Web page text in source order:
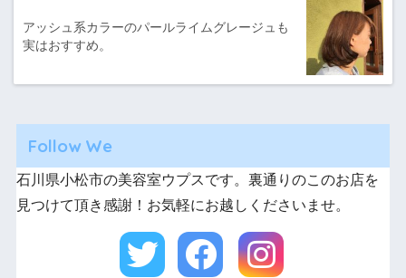
アッシュ系カラーのパールライムグレージュも
実はおすすめ。
Follow We
石川県小松市の美容室ウプスです。裏通りのこのお店を
見つけて頂き感謝！お気軽にお越しくださいませ。